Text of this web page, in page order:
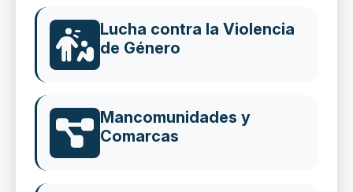
Lucha contra la Violencia
de Género
Mancomunidades y
Comarcas